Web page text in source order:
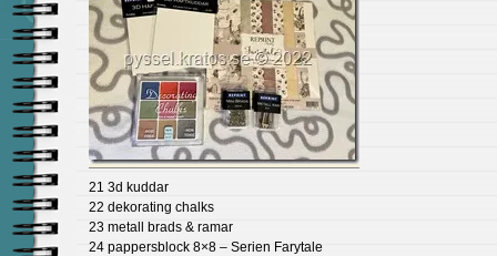
21 3d kuddar
22 dekorating chalks
23 metall brads & ramar
24 pappersblock 8×8 – Serien Farytale